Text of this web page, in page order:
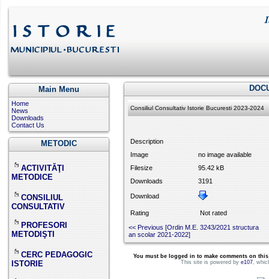
Main Menu
Home
News
Downloads
Contact Us
METODIC
ACTIVITĂŢI
METODICE
CONSILIUL
CONSULTATIV
PROFESORI
METODIŞTI
CERC PEDAGOGIC
ISTORIE
Consiliul Consultativ Istorie Bucuresti 2023-2024
Description
Image
no image available
Filesize
95.42 kB
Downloads
3191
Download
Rating
Not rated
<< Previous [Ordin M.E. 3243/2021 structura
an scolar 2021-2022]
You must be logged in to make comments on
This site is powered bye107,